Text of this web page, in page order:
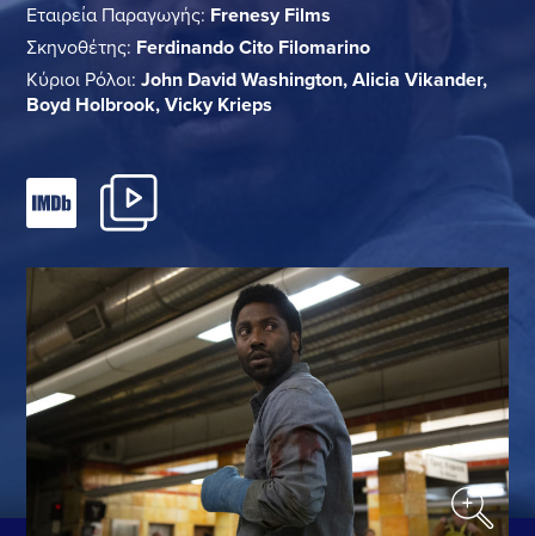
Εταιρεία Παραγωγής: Frenesy Films
Σκηνοθέτης: Ferdinando Cito Filomarino
Κύριοι Ρόλοι: John David Washington, Alicia Vikander,
Boyd Holbrook, Vicky Krieps